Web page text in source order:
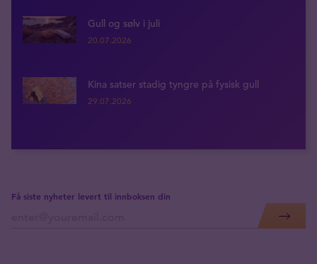
Gull og sølv i juli
20.07.2026
Kina satser stadig tyngre på fysisk gull
29.07.2026
Få siste nyheter levert til innboksen din